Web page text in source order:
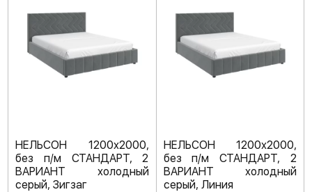
НЕЛЬСОН 1200х2000,
без п/м СТАНДАРТ, 2
ВАРИАНТ холодный
серый, Зигзаг
НЕЛЬСОН 1200х2000,
без п/м СТАНДАРТ, 2
ВАРИАНТ холодный
серый, Линия